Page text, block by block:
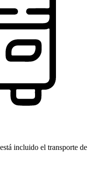
incluido el transporte de